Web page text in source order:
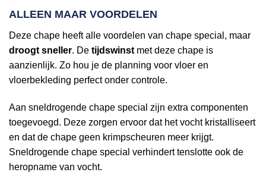
ALLEEN MAAR VOORDELEN
Deze chape heeft alle voordelen van chape special, maar
droogt sneller. De tijdswinst met deze chape is
aanzienlijk. Zo hou je de planning voor vloer en
vloerbekleding perfect onder controle.
Aan sneldrogende chape special zijn extra componenten
toegevoegd. Deze zorgen ervoor dat het vocht kristalliseert
en dat de chape geen krimpscheuren meer krijgt.
Sneldrogende chape special verhindert tenslotte ook de
heropname van vocht.